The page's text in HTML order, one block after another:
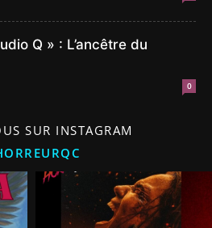
Q » : L’ancêtre du
0
SUR INSTAGRAM